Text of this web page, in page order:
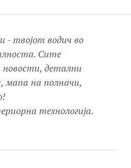
- твојот водич во
Сите
детални
мапа на полначи,
технологија.